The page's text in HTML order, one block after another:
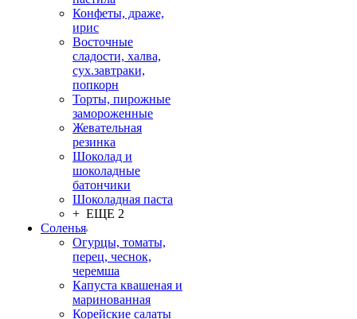
Конфеты, драже,
ирис
Восточные
сладости, халва,
сух.завтраки,
попкорн
Торты, пирожные
замороженные
Жевательная
резинка
Шоколад и
шоколадные
батончики
Шоколадная паста
+ ЕЩЕ 2
Соленья
Огурцы, томаты,
перец, чеснок,
черемша
Капуста квашеная и
маринованная
Корейские салаты